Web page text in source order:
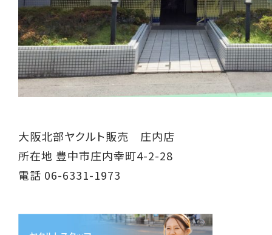
大阪北部ヤクルト販売 庄内店
所在地 豊中市庄内幸町4-2-28
電話 06-6331-1973